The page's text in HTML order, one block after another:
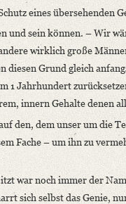
eines übersehenden
und sein können. – Wir
wirklich große
diesen Grund gleich
1 Jahrhundert
innern Gehalte denen
den, dem unser um die
Fache – um ihn zu
war noch immer der
sich selbst das Genie,